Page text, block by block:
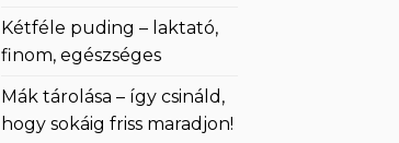
Kétféle puding – laktató,
finom, egészséges
Mák tárolása – így csináld,
hogy sokáig friss maradjon!